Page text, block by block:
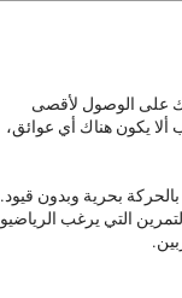
على الوصول لأقصى
ألا يكون هناك أي عوائق،
بحرية وبدون قيود.
التمرين التي يرغب